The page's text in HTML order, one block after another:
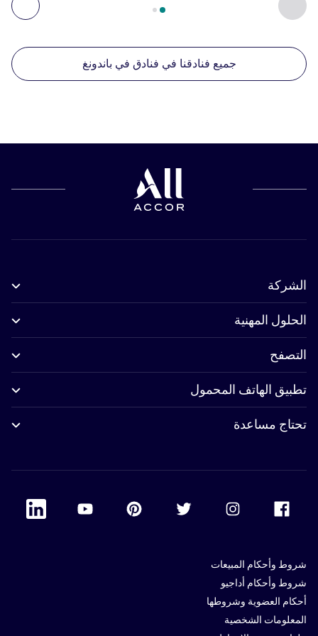
السابق - منشآتنا الأخرى القريبة
جميع فنادقنا في فنادق في باندونغ
الشركة
الحلول المهنية
التصفح
تطبيق الهاتف المحمول
تحتاج مساعدة
Accor Facebook
Accor Twitter
Accor Pinterest
Accor Youtube
Linkedin
شروط وأحكام المبيعات
شروط وأحكام أداجيو
أحكام العضوية وشروطها
المعلومات الشخصية